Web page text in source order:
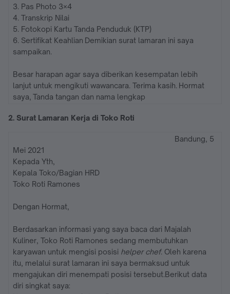
3. Pas Photo 3×4
4. Transkrip Nilai
5. Fotokopi Kartu Tanda Penduduk (KTP)
6. Sertifikat Keahlian Demikian surat lamaran ini saya
sampaikan.
Besar harapan agar saya diberikan kesempatan lebih
lanjut untuk mengikuti wawancara. Terima kasih. Hormat
saya, Tanda tangan dan nama lengkap
2. Surat Lamaran Kerja di Toko Roti
Bandung, 5
Mei 2021
Kepada Yth,
Kepala Toko/Bagian HRD
Toko Roti Ramones
Dengan Hormat,
Berdasarkan informasi yang saya baca dari Majalah
Kuliner, Toko Roti Ramones sedang membutuhkan
karyawan untuk mengisi posisi helper chef. Oleh karena
itu, melalui surat lamaran ini saya bermaksud untuk
mengajukan diri menempati posisi tersebut.Berikut data
diri singkat saya: